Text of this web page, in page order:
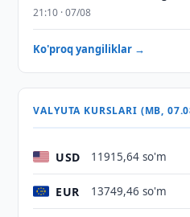
21:10 · 07/08
Ko'proq yangiliklar →
VALYUTA KURSLARI (MB,
USD 11915,64 so'm
EUR 13749,46 so'm